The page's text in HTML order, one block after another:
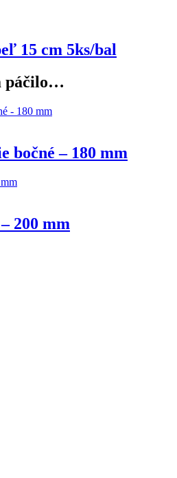
15 cm 5ks/bal
páčilo…
bočné – 180 mm
200 mm